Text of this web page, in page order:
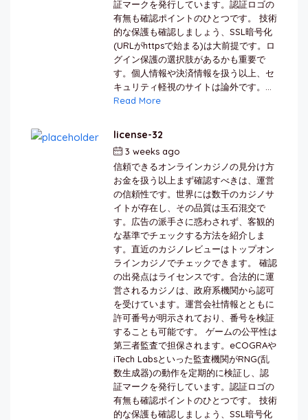
証マークを発行しています。認証ロゴの
有無も確認ポイントのひとつです。 技術
的な保護も確認しましょう、SSL暗号化
(URLがhttpsで始まる)は大前提です。ロ
グイン保護の選択肢があるかも重要で
す。個人情報や決済情報を扱う以上、セ
キュリティ軽視のサイトは論外です。...
Read More
license-32
3 weeks ago
信頼できるオンラインカジノの見分け方
お金を扱う以上まず確認すべきは、運営
の信頼性です。世界には数千のカジノサ
イトが存在し、その品質は玉石混交で
す。広告の派手さに惑わされず、客観的
な基準でチェックする方法を紹介しま
す。直近のカジノレビューはトップオン
ラインカジノでチェックできます。 確認
の出発点はライセンスです。合法的に運
営されるカジノは、政府系機関から認可
を受けています。運営会社情報とともに
許可番号が明示されており、番号を検証
することも可能です。 ゲームの公平性は
第三者監査で担保されます。eCOGRAや
iTech Labsといった監査機関がRNG(乱
数生成器)の動作を定期的に検証し、認
証マークを発行しています。認証ロゴの
有無も確認ポイントのひとつです。 技術
的な保護も確認しましょう、SSL暗号化